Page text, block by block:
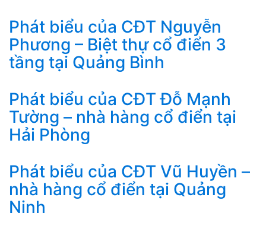
Phát biểu của CĐT Nguyễn
Phương – Biệt thự cổ điển 3
tầng tại Quảng Bình
Phát biểu của CĐT Đỗ Mạnh
Tường – nhà hàng cổ điển tại
Hải Phòng
Phát biểu của CĐT Vũ Huyền –
nhà hàng cổ điển tại Quảng
Ninh